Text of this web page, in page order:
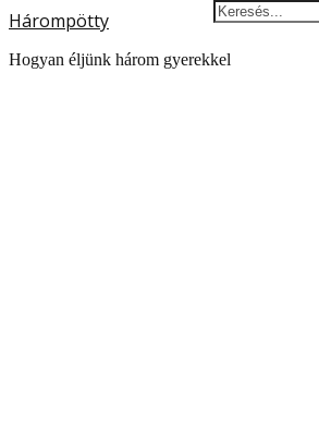
Hárompötty
Hogyan éljünk három gyerekkel